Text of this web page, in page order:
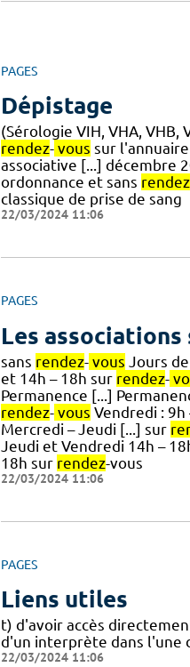
PAGES
Dépistage
(Sérologie VIH, VHA,
rendez- vous sur
associative [...] décembre
ordonnance et sans rendez
classique de prise de sang
22/03/2024 11:06
PAGES
Les
sans rendez- vous Jours
et 14h – 18h sur rendez-
Permanence [...]
rendez- vous Vendredi : 9h
Mercredi – Jeudi [...] sur
Jeudi et Vendredi 14h –
18h sur rendez-vous
22/03/2024 11:06
PAGES
Liens utiles
t) d'avoir accès
d'un interprète dans l'une
22/03/2024 11:06